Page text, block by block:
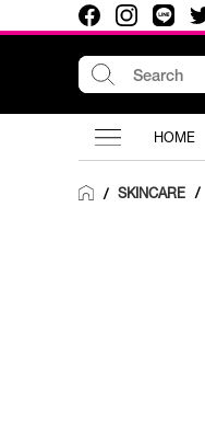
HOME
/ SKINCARE /